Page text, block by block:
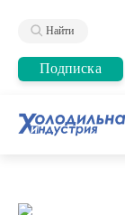
Найти
Подписка